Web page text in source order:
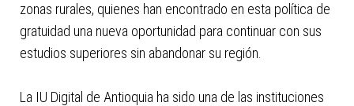
zonas rurales, quienes han encontrado en esta política de
gratuidad una nueva oportunidad para continuar con sus
estudios superiores sin abandonar su región.
La IU Digital de Antioquia ha sido una de las instituciones